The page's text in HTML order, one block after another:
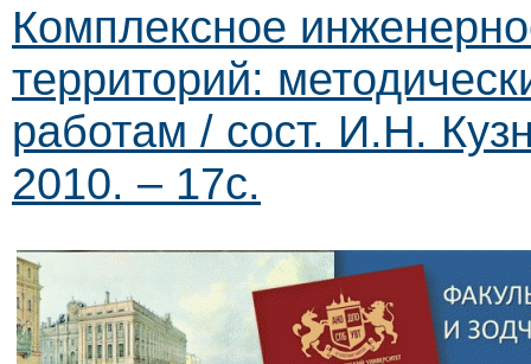
Комплексное
территорий:
работам / сост. И.Н.
2010. – 17с.